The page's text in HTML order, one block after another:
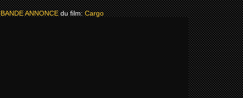
BANDE ANNONCE du film: Cargo